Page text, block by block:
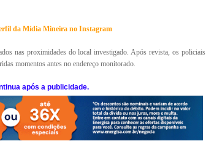
da Mídia Mineira no Instagram
nas proximidades do local investigado. Após revista, os policiais
momentos antes no endereço monitorado.
após a publicidade.